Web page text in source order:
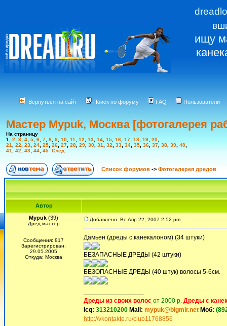
ищу
Вернуться на сайт Поиск по форуму FAQ Пользователи
Мастер Mypuk, Москва [фотогалерея
На страницу
1
2 3 4 5 6 7 8 9 10 11 12 13 14 15 16 17 18 19 20
21
22 23 24 25 26 27 28 29 30 31 32 33 34 35 36 37 38 39 40
41
42 43 44 45 След.
Список форумов -> Фотогалерея дредов
Автор
Mypuk (39)
Дред-мастер
Сообщения: 817
Зарегистрирован:
29.05.2005
Откуда: Москва
Добавлено: Вс Апр 22, 2007 2:52 pm
Дамьен (дреды с канекалоном) (34 штуки)
БЕЗАПАСНЫЕ ДРЕДЫ (42 штуки)
БЕЗОПАСНЫЕ ДРЕДЫ (40 штук) волосы 5-6см.
Дреды из своих волос от 2000 р. Дреды с
Icq: 313210200 Mail: mypuk@bigmir.net Моб:
http://vkontakte.ru/club11768856